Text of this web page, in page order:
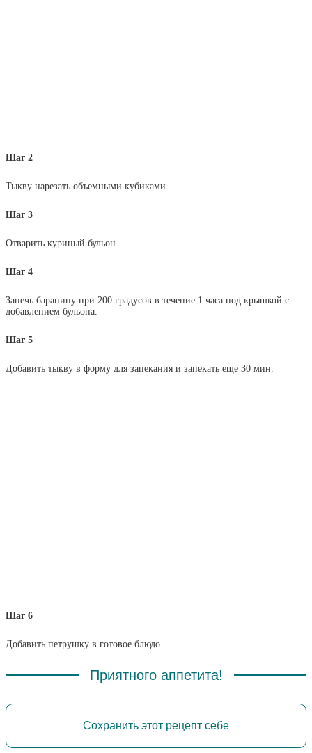
Шаг 2
Тыкву нарезать объемными кубиками.
Шаг 3
Отварить куриный бульон.
Шаг 4
Запечь баранину при 200 градусов в течение 1 часа под крышкой с
добавлением бульона.
Шаг 5
Добавить тыкву в форму для запекания и запекать еще 30 мин.
Шаг 6
Добавить петрушку в готовое блюдо.
Приятного аппетита!
Сохранить этот рецепт себе